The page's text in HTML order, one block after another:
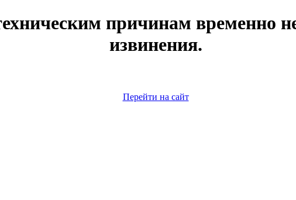
причинам временно
извинения.
Перейти на сайт